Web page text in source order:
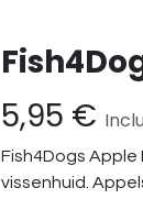
5,95 €
Fish4Dogs Apple
vissenhuid.